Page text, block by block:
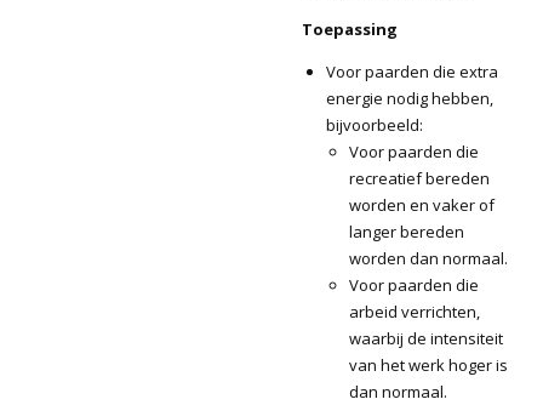
Toepassing
Voor paarden die extra
energie nodig hebben,
bijvoorbeeld:
Voor paarden die
recreatief bereden
worden en vaker of
langer bereden
worden dan normaal.
Voor paarden die
arbeid verrichten,
waarbij de intensiteit
van het werk hoger is
dan normaal.